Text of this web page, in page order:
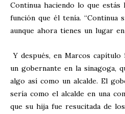
Continua haciendo lo que estás
función que él tenía. “Continua
aunque ahora tienes un lugar
Y después, en Marcos capítulo
un gobernante en la sinagoga,
algo así como un alcalde. El
sería como el alcalde en una
que su hija fue resucitada de